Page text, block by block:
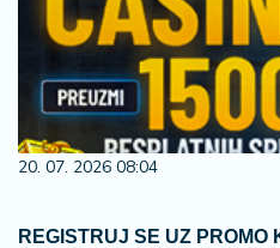
20. 07. 2026 08:04
REGISTRUJ SE UZ PROMO